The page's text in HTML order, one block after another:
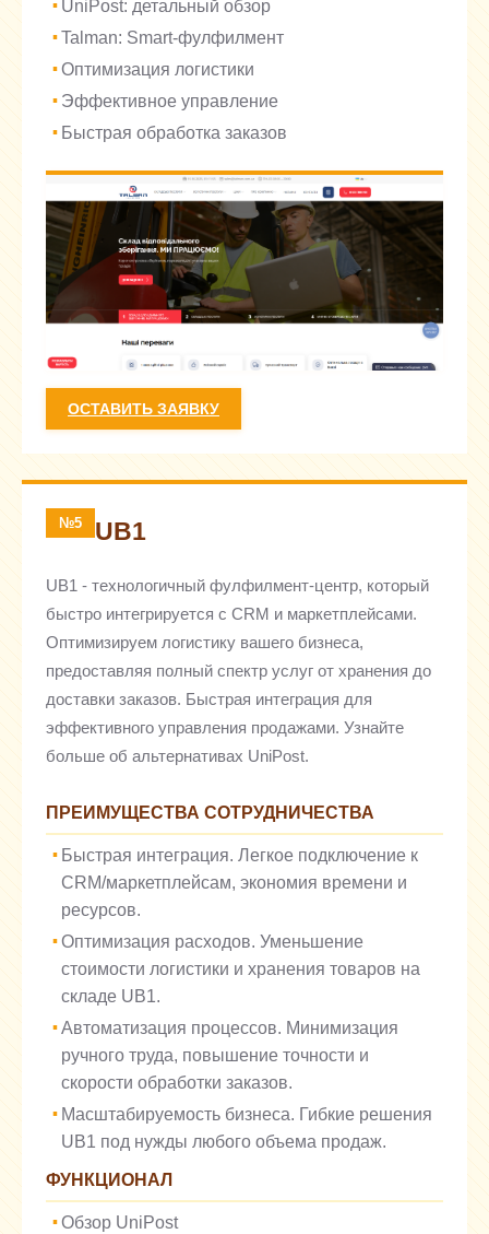
UniPost: детальный обзор
Talman: Smart-фулфилмент
Оптимизация логистики
Эффективное управление
Быстрая обработка заказов
ОСТАВИТЬ ЗАЯВКУ
№5 UB1
UB1 - технологичный фулфилмент-центр, который
быстро интегрируется с CRM и маркетплейсами.
Оптимизируем логистику вашего бизнеса,
предоставляя полный спектр услуг от хранения до
доставки заказов. Быстрая интеграция для
эффективного управления продажами. Узнайте
больше об альтернативах UniPost.
ПРЕИМУЩЕСТВА СОТРУДНИЧЕСТВА
Быстрая интеграция. Легкое подключение к
CRM/маркетплейсам, экономия времени и
ресурсов.
Оптимизация расходов. Уменьшение
стоимости логистики и хранения товаров на
складе UB1.
Автоматизация процессов. Минимизация
ручного труда, повышение точности и
скорости обработки заказов.
Масштабируемость бизнеса. Гибкие решения
UB1 под нужды любого объема продаж.
ФУНКЦИОНАЛ
Обзор UniPost